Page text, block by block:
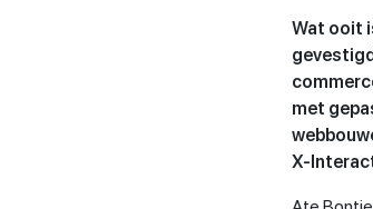
Wat ooit
met
X-